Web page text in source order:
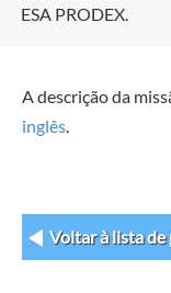
ESA PRODEX.
A descrição da
inglês.
Voltar à lista